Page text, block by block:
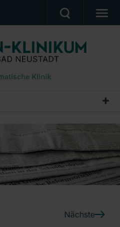
AG
Klinik
Nächste